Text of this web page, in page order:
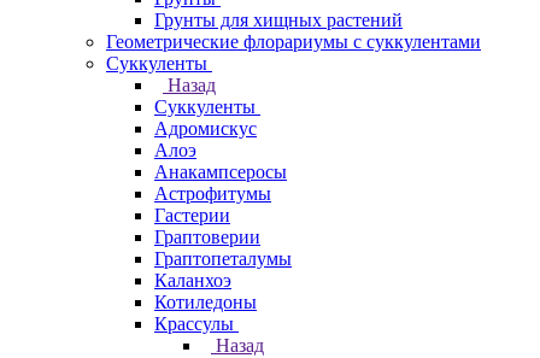
Грунты для хищных растений
Геометрические флорариумы с суккулентами
Суккуленты
Назад
Суккуленты
Адромискус
Алоэ
Анакампсеросы
Астрофитумы
Гастерии
Граптоверии
Граптопеталумы
Каланхоэ
Котиледоны
Крассулы
Назад